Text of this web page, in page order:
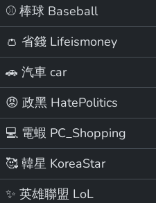
⚾ 棒球 Baseball
👛 省錢 Lifeismoney
🚗 汽車 car
😡 政黑 HatePolitics
💻 電蝦 PC_Shopping
🥰 韓星 KoreaStar
✨ 英雄聯盟 LoL